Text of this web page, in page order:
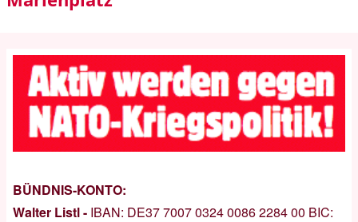
BÜNDNIS-KONTO:
Walter Listl - IBAN: DE37 7007 0324 0086 2284 00 BIC: